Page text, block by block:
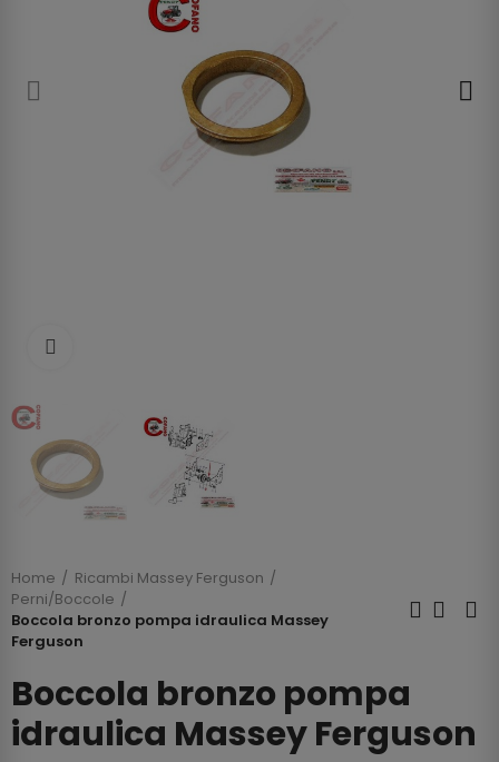
Home
Ricambi Massey Ferguson
Perni/Boccole
Boccola bronzo pompa idraulica Massey
Ferguson
Boccola bronzo pompa
idraulica Massey Ferguson